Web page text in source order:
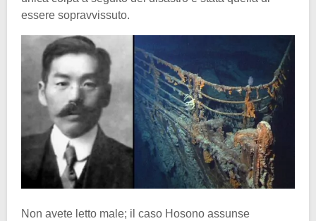
essere sopravvissuto.
Non avete letto male; il caso Hosono assunse